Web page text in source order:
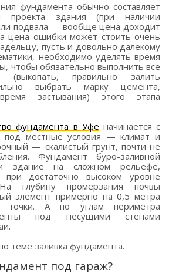
фундамента обычно составляет
здания (при наличии
подвала — вообще цена доходит
цена ошибки может стоить очень
пусть и довольно далекому
необходимо уделять время
чтобы обязательно выполнить все
правильно залить
выбрать марку цемента,
застывания) этого этапа
фундамента в Уфе начинается с
под местные условия — климат и
— скалистый грунт, почти не
Фундамент буро-заливной
здание на сложном рельефе,
при достаточно высоком уровне
глубину промерзания почвы
элемент примерно на 0,5 метра
точки. А по углам периметра
под несущими стенами
теме заливка фундамента.
под гараж?